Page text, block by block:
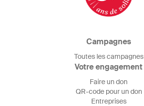
Campagnes
Toutes les campagnes
Votre engagement
Faire un don
QR-code pour un don
Entreprises